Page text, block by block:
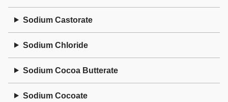
Sodium Castorate
Sodium Chloride
Sodium Cocoa Butterate
Sodium Cocoate